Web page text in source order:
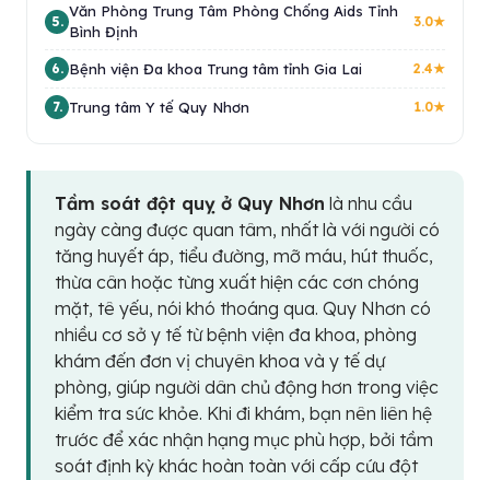
5.
Văn Phòng Trung Tâm Phòng Chống Aids Tỉnh
Bình Định
3.0★
6. Bệnh viện Đa khoa Trung tâm tỉnh Gia Lai 2.4★
7. Trung tâm Y tế Quy Nhơn 1.0★
Tầm soát đột quỵ ở Quy Nhơn là nhu cầu
ngày càng được quan tâm, nhất là với người có
tăng huyết áp, tiểu đường, mỡ máu, hút thuốc,
thừa cân hoặc từng xuất hiện các cơn chóng
mặt, tê yếu, nói khó thoáng qua. Quy Nhơn có
nhiều cơ sở y tế từ bệnh viện đa khoa, phòng
khám đến đơn vị chuyên khoa và y tế dự
phòng, giúp người dân chủ động hơn trong việc
kiểm tra sức khỏe. Khi đi khám, bạn nên liên hệ
trước để xác nhận hạng mục phù hợp, bởi tầm
soát định kỳ khác hoàn toàn với cấp cứu đột